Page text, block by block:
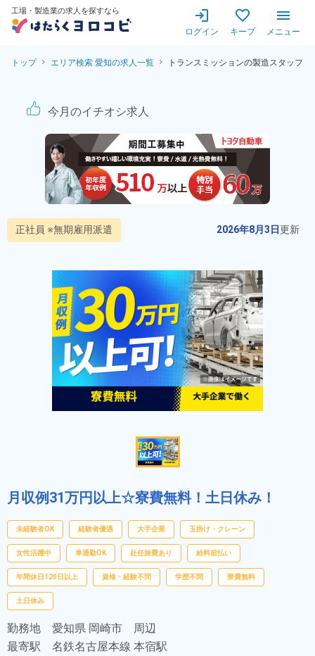
工場・製造業の求人を探すなら
ログイン キープ メニュー
トップ エリア検索 愛知の求人一覧 トランスミッションの製造スタッフ
トランスミッションの製造
今月のイチオシ求人
正社員 ※無期雇用派遣 2026年8月3日更新
月収例31万円以上☆寮費無料！土日休み！
未経験者OK 経験者優遇 大手企業 玉掛け・クレーン
女性活躍中 車通勤OK 赴任旅費あり 給料前払い
年間休日120日以上 資格・経験不問 学歴不問 寮費無料
土日休み
勤務地 愛知県 岡崎市 周辺
最寄駅 名鉄名古屋本線 本宿駅